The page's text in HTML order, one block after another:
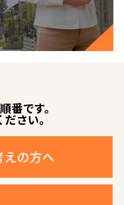
番です。
さい。